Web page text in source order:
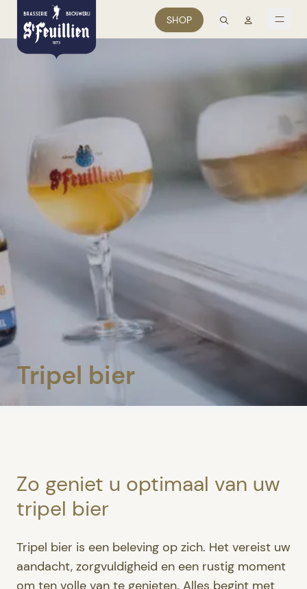
SHOP zoekMon
Tripel bier
Zo geniet u optimaal van uw
tripel bier
Tripel bier is een beleving op zich. Het vereist uw
aandacht, zorgvuldigheid en een rustig moment
om ten volle van te genieten. Alles begint met